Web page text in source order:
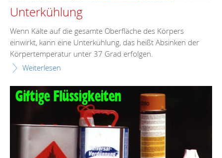
Unterkühlung
Wenn Kälte auf die gesamte Oberfläche des Körpers
einwirkt, kann eine Unterkühlung, das heißt Absinken der
Körpertemperatur unter 37 Grad erfolgen.
Weiterlesen